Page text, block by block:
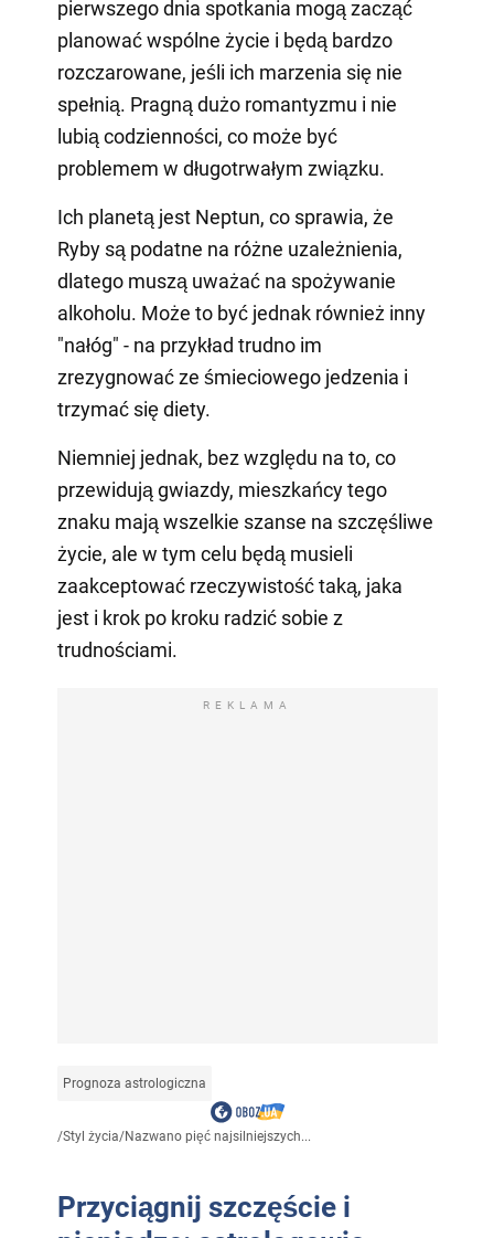
pierwszego dnia spotkania mogą zacząć
planować wspólne życie i będą bardzo
rozczarowane, jeśli ich marzenia się nie
spełnią. Pragną dużo romantyzmu i nie
lubią codzienności, co może być
problemem w długotrwałym związku.
Ich planetą jest Neptun, co sprawia, że
Ryby są podatne na różne uzależnienia,
dlatego muszą uważać na spożywanie
alkoholu. Może to być jednak również inny
"nałóg" - na przykład trudno im
zrezygnować ze śmieciowego jedzenia i
trzymać się diety.
Niemniej jednak, bez względu na to, co
przewidują gwiazdy, mieszkańcy tego
znaku mają wszelkie szanse na szczęśliwe
życie, ale w tym celu będą musieli
zaakceptować rzeczywistość taką, jaka
jest i krok po kroku radzić sobie z
trudnościami.
REKLAMA
Prognoza astrologiczna
/Styl życia/Nazwano pięć najsilniejszych...
Przyciągnij szczęście i